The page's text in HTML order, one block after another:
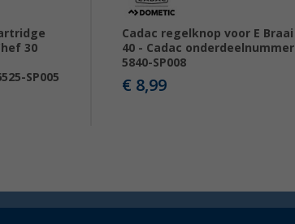
30
SP005
Cadac regelknop voor E Braai
40 - Cadac onderdeelnummer
5840-SP008
€ 8,99